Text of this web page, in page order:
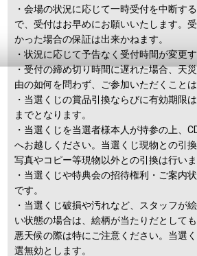
・会場の状況に応じて一時受付を中断す
で、受付はお早めにお願いいたします。
かった場合の保証は出来かねます。
・状況に応じて予告なく受付時間が変更
・受付の締め切り時間に遅れた場合、天
由の如何を問わず、ご参加いただくことは
・当選くじの賞品引換ならびに有効期限
までとなります。
・当選くじを当選者様本人が持参の上、
へお越しください。当選くじ現物との引
写真やコピー等現物以外との引換は行いま
・当選くじや特典会の招待権利・ご案内
です。
・当選くじ破損や汚れなど、スタッフが
い状態の場合は、絵柄が当たりだとして
悪天候の際は特にご注意ください。当選
選無効とします。